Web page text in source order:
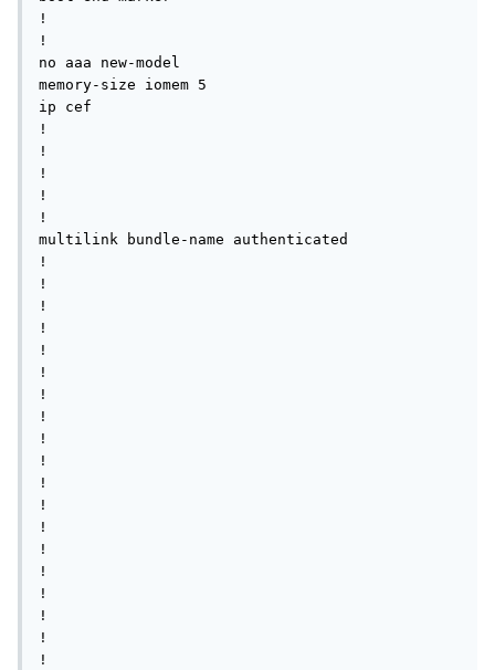
!
!
no aaa new-model
memory-size iomem 5
ip cef
!
!
!
!
!
multilink bundle-name authenticated
!
!
!
!
!
!
!
!
!
!
!
!
!
!
!
!
!
!
!